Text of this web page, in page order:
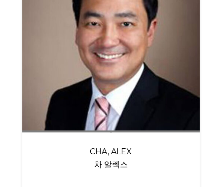
CHA, ALEX
차 알렉스